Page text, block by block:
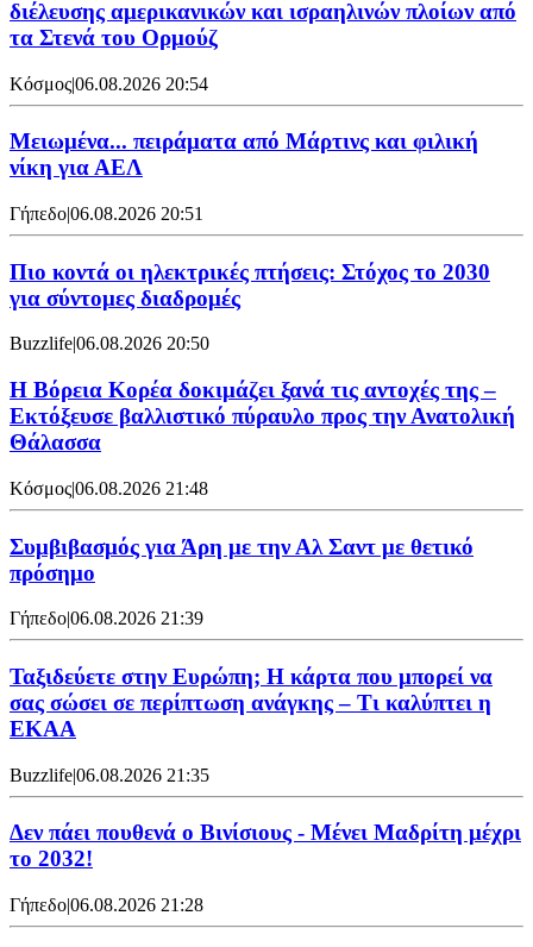
διέλευσης αμερικανικών και ισραηλινών πλοίων από
τα Στενά του Ορμούζ
Κόσμος|06.08.2026 20:54
Μειωμένα... πειράματα από Μάρτινς και φιλική
νίκη για ΑΕΛ
Γήπεδο|06.08.2026 20:51
Πιο κοντά οι ηλεκτρικές πτήσεις: Στόχος το 2030
για σύντομες διαδρομές
Buzzlife|06.08.2026 20:50
Η Βόρεια Κορέα δοκιμάζει ξανά τις αντοχές της –
Εκτόξευσε βαλλιστικό πύραυλο προς την Ανατολική
Θάλασσα
Κόσμος|06.08.2026 21:48
Συμβιβασμός για Άρη με την Αλ Σαντ με θετικό
πρόσημο
Γήπεδο|06.08.2026 21:39
Ταξιδεύετε στην Ευρώπη; Η κάρτα που μπορεί να
σας σώσει σε περίπτωση ανάγκης – Τι καλύπτει η
ΕΚΑΑ
Buzzlife|06.08.2026 21:35
Δεν πάει πουθενά ο Βινίσιους - Μένει Μαδρίτη μέχρι
το 2032!
Γήπεδο|06.08.2026 21:28